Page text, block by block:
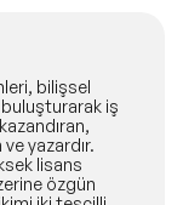
bilişsel
iş
yazardır.
lisans
özgün